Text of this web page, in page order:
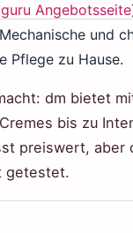
Angebotsseite
Mechanische und
Pflege zu Hause.
dm bietet
bis zu
preiswert, aber
getestet.